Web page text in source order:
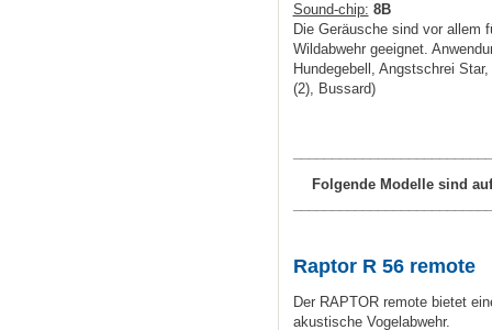
Sound-chip: 8B
Die Geräusche sind vor allem
Wildabwehr geeignet.
Hundegebell, Angstschrei Star,
(2), Bussard)
Folgende Modelle sind
Raptor R 56 remote
Der RAPTOR remote bietet
akustische Vogelabwehr.